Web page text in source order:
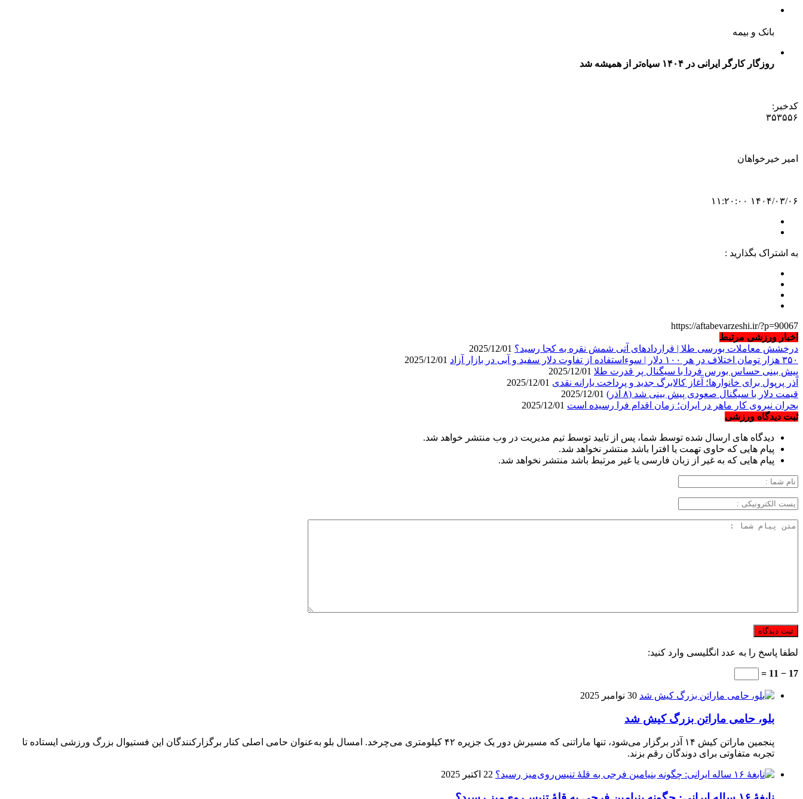
بانک و بیمه
روزگار کارگر ایرانی در ۱۴۰۴ سیاه‌تر از همیشه شد
کدخبر:
۳۵۳۵۵۶
امیر خیرخواهان
۱۴۰۴/۰۳/۰۶ ۱۱:۲۰:۰۰
به اشتراک بگذارید :
https://aftabevarzeshi.ir/?p=90067
اخبار ورزشی مرتبط
درخشش معاملات بورسی طلا | قراردادهای آتی شمش نقره به کجا رسید؟
۳۵۰ هزار تومان اختلاف در هر ۱۰۰ دلار | سوءاستفاده از تفاوت دلار سفید و آبی در بازار آزاد
پیش بینی حساس بورس فردا با سیگنال پر قدرت طلا
آذر پرپول برای خانوارها؛ آغاز کالابرگ جدید و پرداخت یارانه نقدی
قیمت دلار با سیگنال صعودی پیش بینی شد (۸ آذر)
بحران نیروی کار ماهر در ایران؛ زمان اقدام فرا رسیده است
ثبت دیدگاه ورزشی
دیدگاه های ارسال شده توسط شما، پس از تایید توسط تیم مدیریت در وب منتشر خواهد شد.
پیام هایی که حاوی تهمت یا افترا باشد منتشر نخواهد شد.
پیام هایی که به غیر از زبان فارسی یا غیر مرتبط باشد منتشر نخواهد شد.
لطفا پاسخ را به عدد انگلیسی وارد کنید:
17 − 11 =
30 نوامبر 2025
بلو، حامی ماراتن بزرگ کیش شد
پنجمین ماراتن کیش ۱۴ آذر برگزار می‌شود، تنها ماراتنی که مسیرش دور یک جزیره ۴۲ کیلومتری می‌چرخد. امسال بلو به‌عنوان حامی اصلی کنار برگزارکنندگان این فستیوال بزرگ ورزشی ایستاده تا
تجربه متفاوتی برای دوندگان رقم بزند.
22 اکتبر 2025